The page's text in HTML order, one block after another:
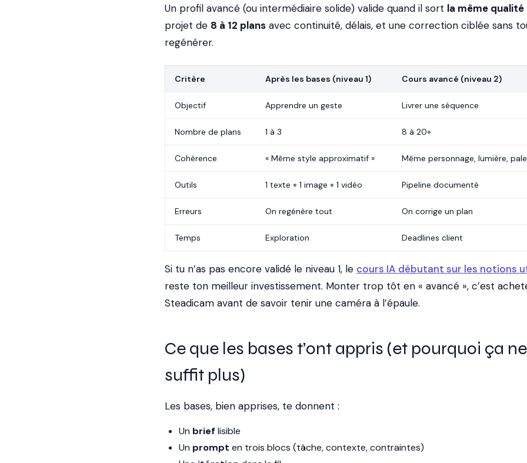
Un profil avancé (ou intermédiaire solide) valide quand il sort la même qualité
projet de 8 à 12 plans avec continuité, délais, et une correction ciblée sans
regénérer.
Critère Après les bases (niveau 1) Cours avancé (niveau 2)
Objectif Apprendre un geste Livrer une séquence
Nombre de plans 1 à 3 8 à 20+
Cohérence « Même style approximatif » Même personnage, lumière,
Outils 1 texte + 1 image + 1 vidéo Pipeline documenté
Erreurs On regénère tout On corrige un plan
Temps Exploration Deadlines client
Si tu n’as pas encore validé le niveau 1, le cours IA débutant sur les notions
reste ton meilleur investissement. Monter trop tôt en « avancé », c’est
Steadicam avant de savoir tenir une caméra à l’épaule.
Ce que les bases t’ont appris (et pourquoi ça ne
suffit plus)
Les bases, bien apprises, te donnent :
Un brief lisible
Un prompt en trois blocs (tâche, contexte, contraintes)